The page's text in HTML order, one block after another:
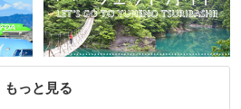
もっと見る